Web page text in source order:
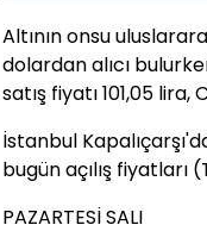
Altının onsu
dolardan alıcı
satış fiyatı 101,05 lira,
İstanbul
bugün açılış fiyatları
PAZARTESİ SALI